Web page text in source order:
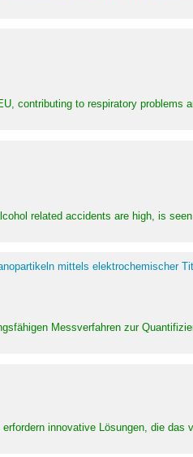
contributing to respiratory problems
related accidents are high, is
mittels elektrochemischer
Messverfahren zur
innovative Lösungen, die